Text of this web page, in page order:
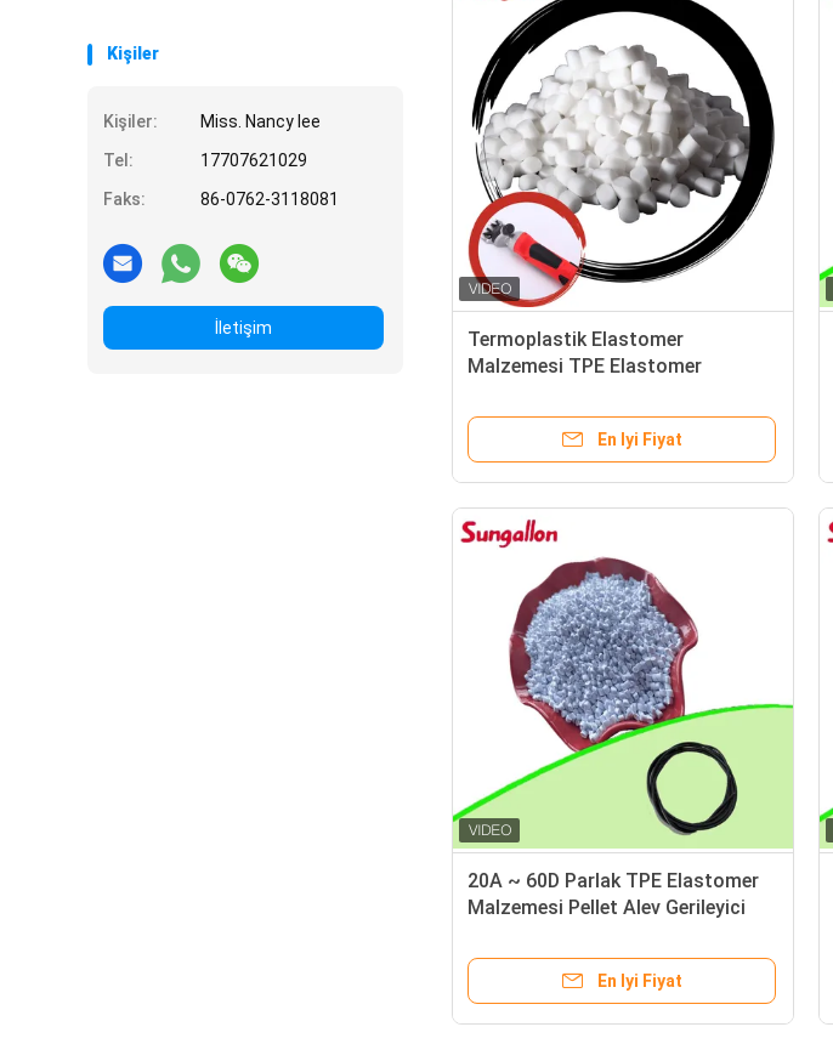
Kişiler
Kişiler:
Miss. Nancy lee
Tel:
17707621029
Faks:
86-0762-3118081
İletişim
Termoplastik Elastomer
Malzemesi TPE Elastomer
makineleri için
En Iyi Fiyat
20A ~ 60D Parlak TPE Elastomer
Malzemesi Pellet Alev Gerileyici
En Iyi Fiyat